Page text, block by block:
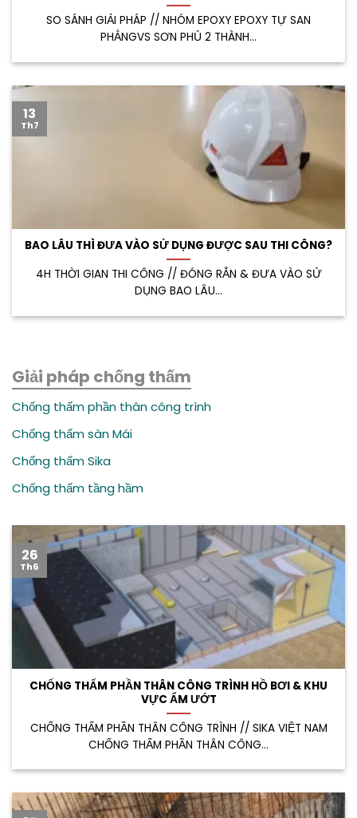
SO SÁNH GIẢI PHÁP // NHÓM EPOXY EPOXY TỰ SAN
PHẲNGVS SƠN PHỦ 2 THÀNH...
BAO LÂU THÌ ĐƯA VÀO SỬ DỤNG ĐƯỢC SAU THI CÔNG?
4H THỜI GIAN THI CÔNG // ĐÓNG RẮN & ĐƯA VÀO SỬ
DỤNG BAO LÂU...
13
Th7
Giải pháp chống thấm
Chống thấm phần thân công trình
Chống thấm sàn Mái
Chống thấm Sika
Chống thấm tầng hầm
CHỐNG THẤM PHẦN THÂN CÔNG TRÌNH HỒ BƠI & KHU
VỰC ẨM ƯỚT
CHỐNG THẤM PHẦN THÂN CÔNG TRÌNH // SIKA VIỆT NAM
CHỐNG THẤM PHẦN THÂN CÔNG...
26
Th6